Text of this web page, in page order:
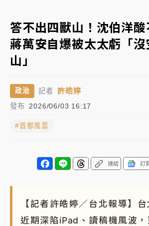
連根拔起
中颱白海豚風雨來了！中部以北防
響最劇烈
白海豚逼近！北市水門只出不進 未移
4800＋拖吊費
答不出四獸山！沈伯洋
蔣萬安自爆被太太虧「
山」
政治 記者 許皓婷
發布 2026/06/03 16:17
#首都風雲
連結 訂
【記者許皓婷／台北報導】
近期深陷iPad、讀稿機風波